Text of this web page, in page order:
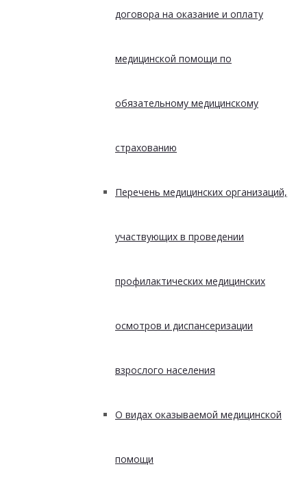
договора на оказание и оплату
медицинской помощи по
обязательному медицинскому
страхованию
Перечень медицинских организаций,
участвующих в проведении
профилактических медицинских
осмотров и диспансеризации
взрослого населения
О видах оказываемой медицинской
помощи